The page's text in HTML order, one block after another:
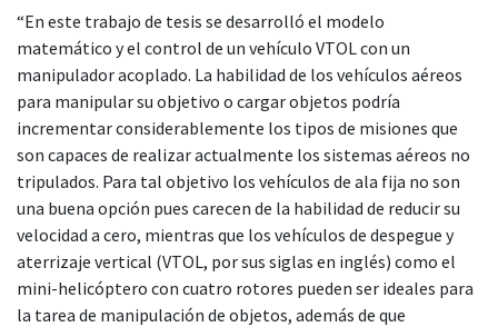
“En este trabajo de tesis se desarrolló el modelo
matemático y el control de un vehículo VTOL con un
manipulador acoplado. La habilidad de los vehículos aéreos
para manipular su objetivo o cargar objetos podría
incrementar considerablemente los tipos de misiones que
son capaces de realizar actualmente los sistemas aéreos no
tripulados. Para tal objetivo los vehículos de ala fija no son
una buena opción pues carecen de la habilidad de reducir su
velocidad a cero, mientras que los vehículos de despegue y
aterrizaje vertical (VTOL, por sus siglas en inglés) como el
mini-helicóptero con cuatro rotores pueden ser ideales para
la tarea de manipulación de objetos, además de que